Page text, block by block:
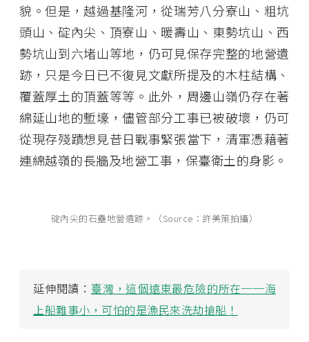
貌。但是，越過基隆河，從瑞芳八分寮山、粗坑
頭山、碇內尖、頂寮山、暖壽山、東勢坑山、西
勢坑山到六堵山等地，仍可見保存完整的地營遺
跡，只是今日已不復見文獻所提及的木柱結構、
覆蓋厚土的頂蓋等等。此外，周邊山嶺仍存在著
綿延山地的塹壕，儘管部分工事已被破壞，仍可
從現存殘蹟想見昔日戰事緊張當下，清軍憑藉著
連綿越嶺的長牆及地營工事，保臺衛土的身影。
碇內尖的石壘地營遺跡。（Source：許美策拍攝）
延伸閱讀： 臺灣，這個遠東最危險的所在──海
上船難事小，可怕的是漁民來洗劫搶船！